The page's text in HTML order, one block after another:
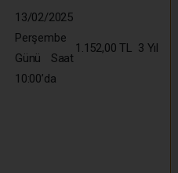
13/02/2025
Perşembe
Günü Saat
10:00’da
1.152,00 TL 3 Yıl